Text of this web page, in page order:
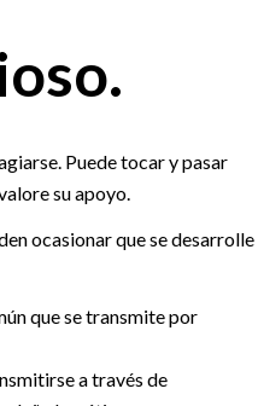
Puede tocar y pasar
su apoyo.
ocasionar que se desarrolle
que se transmite por
a través de